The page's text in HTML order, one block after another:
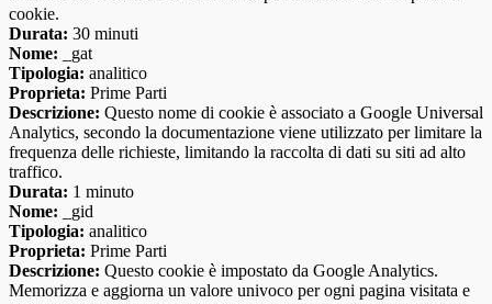
cookie.
Durata: 30 minuti
Nome: _gat
Tipologia: analitico
Proprieta: Prime Parti
Descrizione: Questo nome di cookie è associato a Google Universal
Analytics, secondo la documentazione viene utilizzato per limitare la
frequenza delle richieste, limitando la raccolta di dati su siti ad alto
traffico.
Durata: 1 minuto
Nome: _gid
Tipologia: analitico
Proprieta: Prime Parti
Descrizione: Questo cookie è impostato da Google Analytics.
Memorizza e aggiorna un valore univoco per ogni pagina visitata e